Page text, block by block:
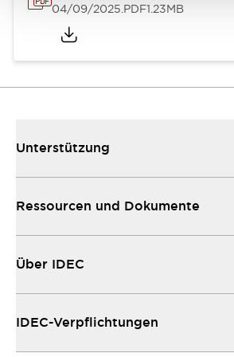
04/09/2025.PDF1.23MB
Unterstützung
Ressourcen und Dokumente
Über IDEC
IDEC-Verpflichtungen